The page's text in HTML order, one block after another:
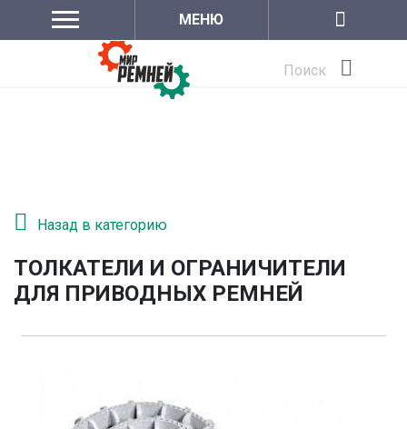
МЕНЮ
Поиск
Назад в категорию
ТОЛКАТЕЛИ И ОГРАНИЧИТЕЛИ
ДЛЯ ПРИВОДНЫХ РЕМНЕЙ